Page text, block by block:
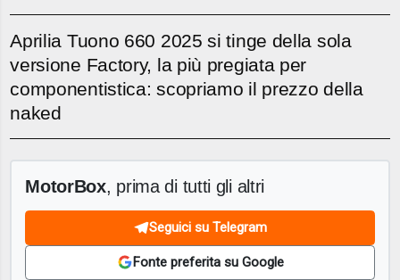
Aprilia Tuono 660 2025 si tinge della sola
versione Factory, la più pregiata per
componentistica: scopriamo il prezzo della
naked
MotorBox, prima di tutti gli altri
Seguici su Telegram
Fonte preferita su Google